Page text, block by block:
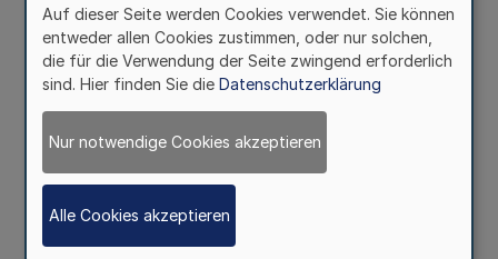
Auf dieser Seite werden Cookies verwendet. Sie können
entweder allen Cookies zustimmen, oder nur solchen,
die für die Verwendung der Seite zwingend erforderlich
sind. Hier finden Sie die Datenschutzerklärung
Nur notwendige Cookies akzeptieren
Alle Cookies akzeptieren